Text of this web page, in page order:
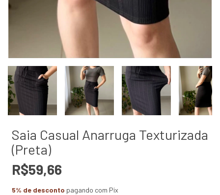
Saia Casual Anarruga Texturizada
(Preta)
R$59,66
5% de desconto pagando com Pix